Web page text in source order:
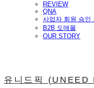
REVIEW
QNA
사업자 회원 승인
B2B 도매몰
OUR STORY
유니드픽 (UNEED